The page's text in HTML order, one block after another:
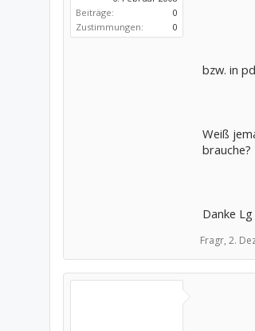
Beiträge:
0
Zustimmungen:
0
bzw. in
Weiß
brauche?
Danke Lg
Fragr, 2.